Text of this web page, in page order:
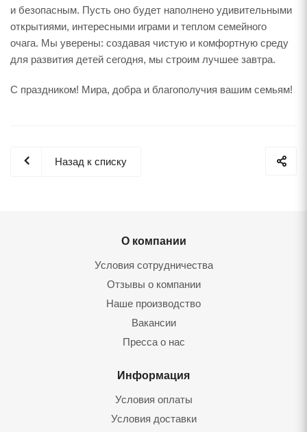
и безопасным. Пусть оно будет наполнено удивительными
открытиями, интересными играми и теплом семейного
очага. Мы уверены: создавая чистую и комфортную среду
для развития детей сегодня, мы строим лучшее завтра.
С праздником! Мира, добра и благополучия вашим семьям!
Назад к списку
О компании
Условия сотрудничества
Отзывы о компании
Наше производство
Вакансии
Пресса о нас
Информация
Условия оплаты
Условия доставки